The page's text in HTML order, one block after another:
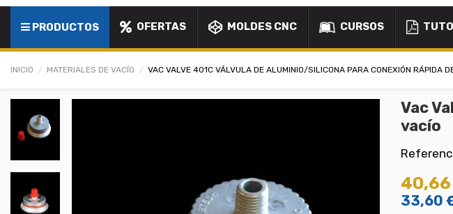
PRODUCTOS OFERTAS MOLDES CNC CURSOS
INICIO MATERIALES DE VACÍO VAC VALVE 401C VÁLVULA DE ALUMINIO/SILICONA PARA CONEXIÓN RÁPIDA
Vac
vacío
33,60